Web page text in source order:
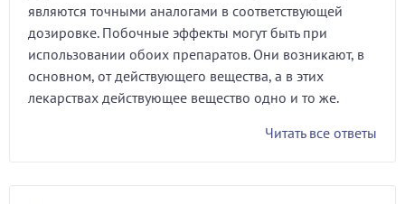
являются точными аналогами в соответствующей
дозировке. Побочные эффекты могут быть при
использовании обоих препаратов. Они возникают, в
основном, от действующего вещества, а в этих
лекарствах действующее вещество одно и то же.
Читать все ответы